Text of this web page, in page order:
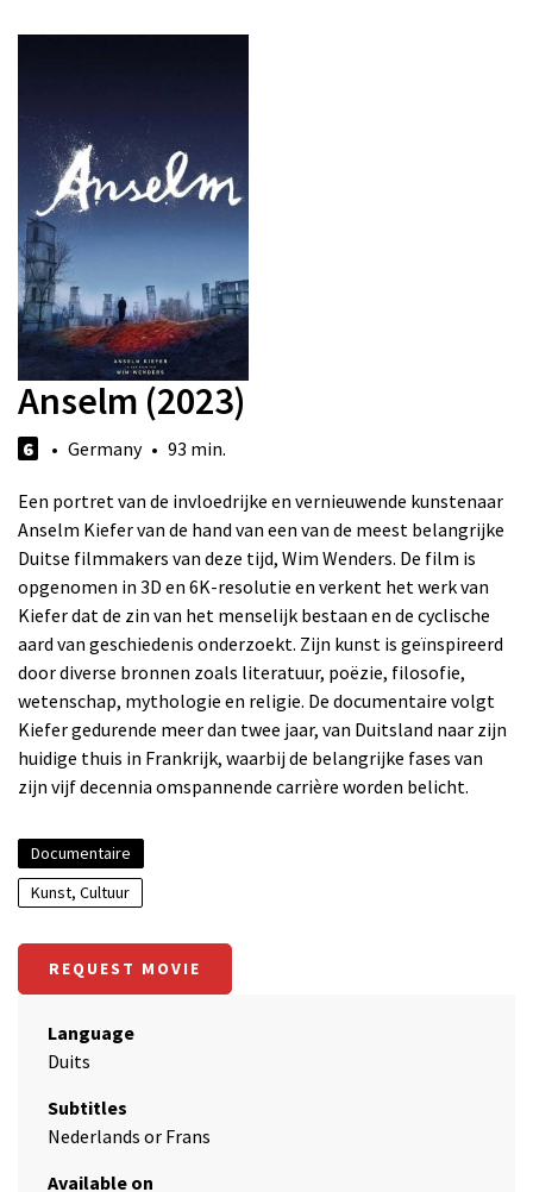
Anselm (2023)
6 • Germany • 93 min.
Een portret van de invloedrijke en vernieuwende kunstenaar
Anselm Kiefer van de hand van een van de meest belangrijke
Duitse filmmakers van deze tijd, Wim Wenders. De film is
opgenomen in 3D en 6K-resolutie en verkent het werk van
Kiefer dat de zin van het menselijk bestaan en de cyclische
aard van geschiedenis onderzoekt. Zijn kunst is geïnspireerd
door diverse bronnen zoals literatuur, poëzie, filosofie,
wetenschap, mythologie en religie. De documentaire volgt
Kiefer gedurende meer dan twee jaar, van Duitsland naar zijn
huidige thuis in Frankrijk, waarbij de belangrijke fases van
zijn vijf decennia omspannende carrière worden belicht.
Documentaire
Kunst, Cultuur
REQUEST MOVIE
Language
Duits
Subtitles
Nederlands or Frans
Available on